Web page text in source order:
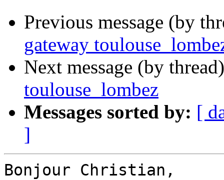
Previous message (by
gateway
Next message (by
toulouse_lombez
Messages sorted by: [
]
Bonjour Christian,